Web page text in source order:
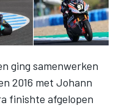
ging samenwerken
2016 met Johann
finishte afgelopen